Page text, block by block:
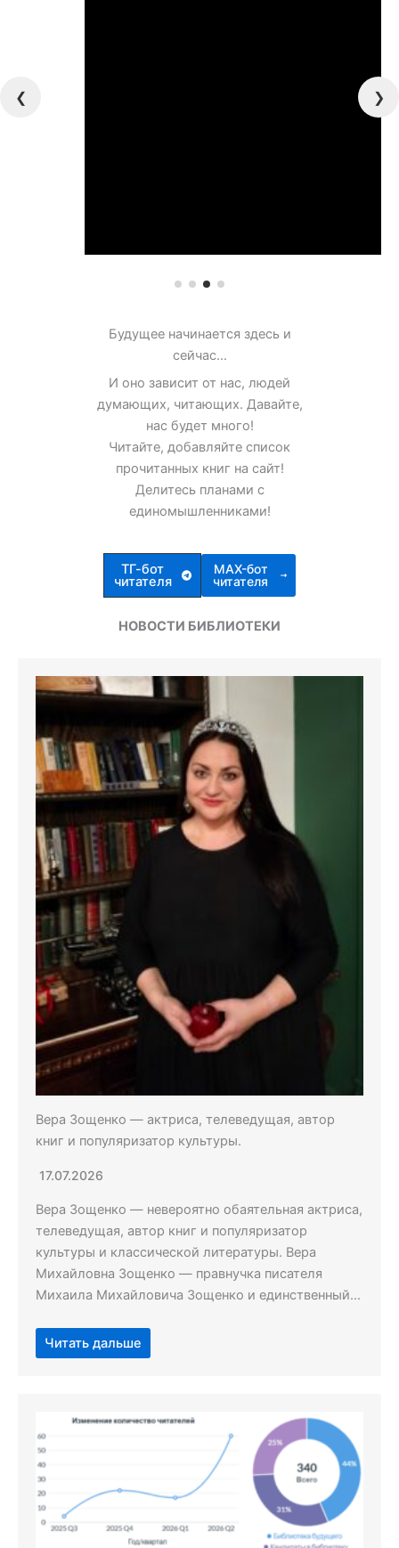
Будущее начинается здесь и
сейчас…
И оно зависит от нас, людей
думающих, читающих. Давайте,
нас будет много!
Читайте, добавляйте список
прочитанных книг на сайт!
Делитесь планами с
единомышленниками!
ТГ-бот
читателя
MAX-бот
читателя
НОВОСТИ БИБЛИОТЕКИ
Вера Зощенко — актриса, телеведущая, автор
книг и популяризатор культуры.
17.07.2026
Вера Зощенко — невероятно обаятельная актриса,
телеведущая, автор книг и популяризатор
культуры и классической литературы. Вера
Михайловна Зощенко — правнучка писателя
Михаила Михайловича Зощенко и единственный…
Читать дальше